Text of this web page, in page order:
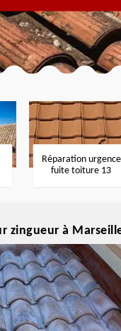
Réparation urgence
fuite toiture 13
zingueur à